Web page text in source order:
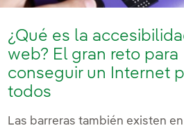
¿Qué es la
web? El gran reto para
conseguir un Internet
todos
Las barreras también existen